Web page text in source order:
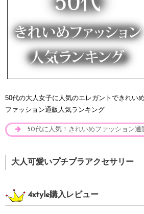
50代の大人女子に人気のエレガントできれい
ファッション通販人気ランキング
50代に人気！きれいめファッション通
大人可愛いプチプラアクセサリー
4xtyle購入レビュー